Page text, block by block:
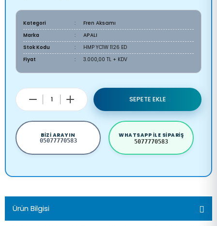
Kategori
Fren Aksamı
Marka
APALI
Stok Kodu
HMP YC1W 1126 ED
Fiyat
3.000,00 TL + KDV
SEPETE EKLE
BIZI ARAYIN
05077770583
WHATSAPP ILE SIPARIŞ
5077770583
Ürün Bilgisi